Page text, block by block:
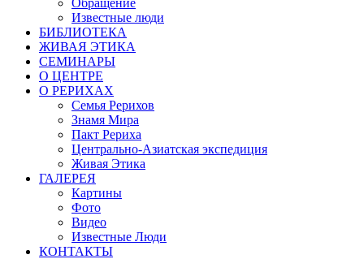
Известные люди
БИБЛИОТЕКА
ЖИВАЯ ЭТИКА
СЕМИНАРЫ
О ЦЕНТРЕ
О РЕРИХАХ
Семья Рерихов
Знамя Мира
Пакт Рериха
Центрально-Азиатская экспедиция
Живая Этика
ГАЛЕРЕЯ
Картины
Фото
Видео
Известные Люди
КОНТАКТЫ